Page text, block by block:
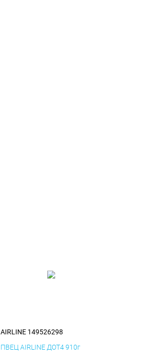
AIRLINE 149526298
ПВЕЦ AIRLINE ДОТ4 910г